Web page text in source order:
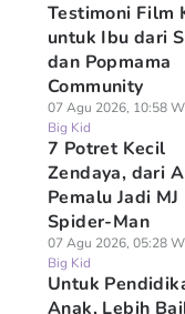
Testimoni Film
untuk Ibu dari
dan Popmama
Community
07 Agu 2026, 10:58
Big Kid
7 Potret Kecil
Zendaya, dari
Pemalu Jadi MJ
Spider-Man
07 Agu 2026, 05:28
Big Kid
Untuk
Anak, Lebih